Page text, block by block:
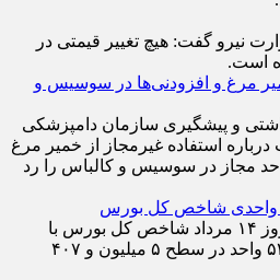
نیرو گفت: هیچ تغییر قیمتی در
است.
مرغ و افزودنی‌ها در سوسیس و
و پیشگیری سازمان دامپزشکی
درباره استفاده غیرمجاز از خمیر مرغ
حد مجاز در سوسیس و کالباس را رد
در جریان معاملات امروز ۱۴ مرداد شاخص کل بورس با
افزایش ۱۳۰ هزار و ۵۴۹ واحد در سطح ۵ میلیون و ۴۰۷